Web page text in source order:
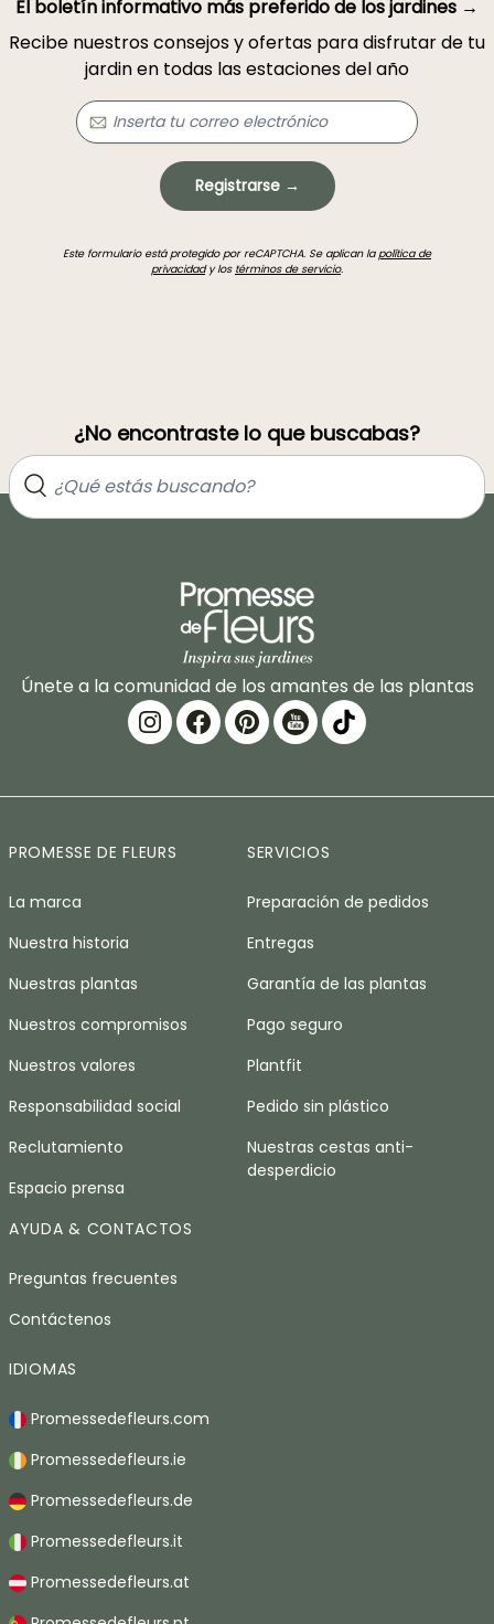
El boletín informativo más preferido de los jardines →
Recibe nuestros consejos y ofertas para disfrutar de tu
jardin en todas las estaciones del año
Registrarse →
Este formulario está protegido por reCAPTCHA. Se aplican la política de
privacidady los términos de servicio.
¿No encontraste lo que buscabas?
Únete a la comunidad de los amantes de las plantas
PROMESSE DE FLEURS
La marca
Nuestra historia
Nuestras plantas
Nuestros compromisos
Nuestros valores
Responsabilidad social
Reclutamiento
Espacio prensa
SERVICIOS
Preparación de pedidos
Entregas
Garantía de las plantas
Pago seguro
Plantfit
Pedido sin plástico
Nuestras cestas anti-
desperdicio
AYUDA & CONTACTOS
Preguntas frecuentes
Contáctenos
IDIOMAS
Promessedefleurs.com
Promessedefleurs.ie
Promessedefleurs.de
Promessedefleurs.it
Promessedefleurs.at